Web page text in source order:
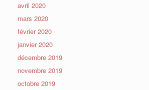
avril 2020
mars 2020
février 2020
janvier 2020
décembre 2019
novembre 2019
octobre 2019